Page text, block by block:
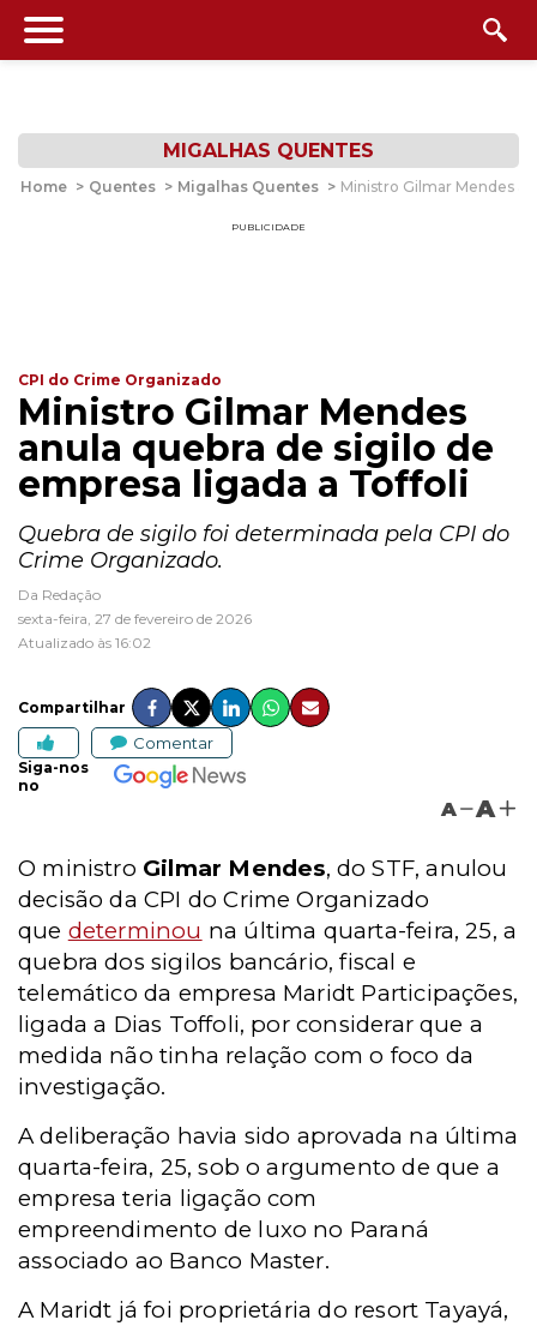
MIGALHAS QUENTES
Home > Quentes > Migalhas Quentes > Ministro Gilmar Mendes
PUBLICIDADE
CPI do Crime Organizado
Ministro Gilmar Mendes
anula quebra de sigilo de
empresa ligada a Toffoli
Quebra de sigilo foi determinada pela CPI do
Crime Organizado.
Da Redação
sexta-feira, 27 de fevereiro de 2026
Atualizado às 16:02
Compartilhar
Comentar
Siga-nos
no
A A
O ministro Gilmar Mendes, do STF, anulou
decisão da CPI do Crime Organizado
que determinou na última quarta-feira, 25, a
quebra dos sigilos bancário, fiscal e
telemático da empresa Maridt Participações,
ligada a Dias Toffoli, por considerar que a
medida não tinha relação com o foco da
investigação.
A deliberação havia sido aprovada na última
quarta-feira, 25, sob o argumento de que a
empresa teria ligação com
empreendimento de luxo no Paraná
associado ao Banco Master.
A Maridt já foi proprietária do resort Tayayá,